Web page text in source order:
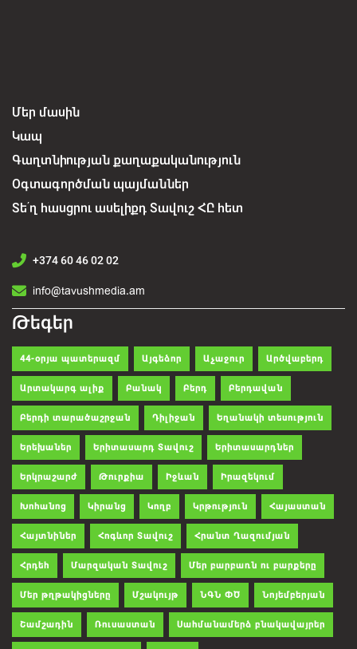
Մեր մասին
Կապ
Գաղտնիության քաղաքականություն
Օգտագործման պայմաններ
Տե՛ղ հասցրու ասելիքդ Տավուշ ՀԸ հետ
+374 60 46 02 02
info@tavushmedia.am
Թեգեր
44-օրյա պատերազմ Այգեձոր Աչաջուր Արծվաբերդ
Արտակարգ ալիք Բանակ Բերդ Բերդավան
Բերդի տարածաշրջան Դիլիջան Եղանակի տեսություն
Երեխաներ Երիտասարդ Տավուշ Երիտասարդներ
Երկրաշարժ Թուրքիա Իջևան Իրազեկում
Խոհանոց Կիրանց Կողբ Կրթություն Հայաստան
Հայտնիներ Հոգևոր Տավուշ Հրանտ Ղազումյան
Հրդեհ Մարզական Տավուշ Մեր բարբառն ու բարքերը
Մեր թղթակիցները Մշակույթ ՆԳՆ ՓԾ Նոյեմբերյան
Շամշադին Ռուսաստան Սահմանամերձ բնակավայրեր